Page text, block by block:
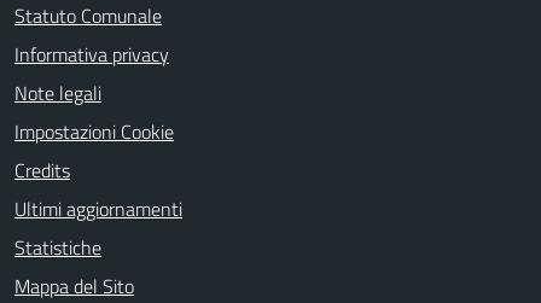
Statuto Comunale
Informativa privacy
Note legali
Impostazioni Cookie
Credits
Ultimi aggiornamenti
Statistiche
Mappa del Sito